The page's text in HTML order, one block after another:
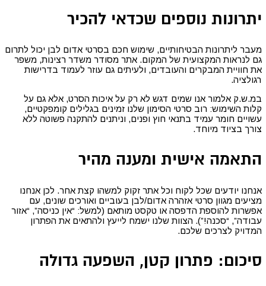
יתרונות נוספים שכדאי להכיר
מעבר ליתרונות הבטיחותיים, שימוש חכם בסרטי אדום לבן יכול לתרום
גם לנראות המקצועית של המקום. אתר מסודר משדר רצינות, משפר
את חוויית המבקרים והעובדים, ולעיתים גם עוזר לעמוד בדרישות
רגולציה.
במ.ש.ק אלמור אנו שמים דגש לא רק על איכות הסרט, אלא גם על
קלות השימוש: רוב סרטי הסימון שלנו זמינים בגלילים קומפקטיים,
עשויים חומר עמיד בתנאי חוץ ופנים, וניתנים להתקנה פשוטה ללא
צורך בציוד מיוחד.
התאמה אישית ומענה מהיר
אנחנו יודעים שכל לקוח וכל אתר זקוק למשהו קצת אחר. לכן אנחנו
מציעים מגוון סרטי אזהרה אדום/לבן בעוביים ואורכים שונים, עם
אפשרות להוספת הדפסה או טקסט מותאם (למשל: “אין כניסה”, “אזור
עבודה”, “סכנה!”). הצוות שלנו ישמח לייעץ ולהתאים את הפתרון
המדויק לצרכים שלכם.
סיכום: פתרון קטן, השפעה גדולה